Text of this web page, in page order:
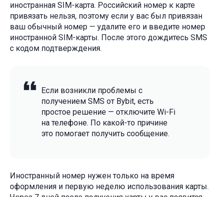
иностранная SIM-карта. Российский номер к карте
привязать нельзя, поэтому если у вас был привязан
ваш обычный номер — удалите его и введите номер
иностранной SIM-карты. После этого дождитесь SMS
с кодом подтверждения.
Если возникли проблемы с
получением SMS от Bybit, есть
простое решение — отключите Wi-Fi
на телефоне. По какой-то причине
это помогает получить сообщение.
Иностранный номер нужен только на время
оформления и первую неделю использования карты.